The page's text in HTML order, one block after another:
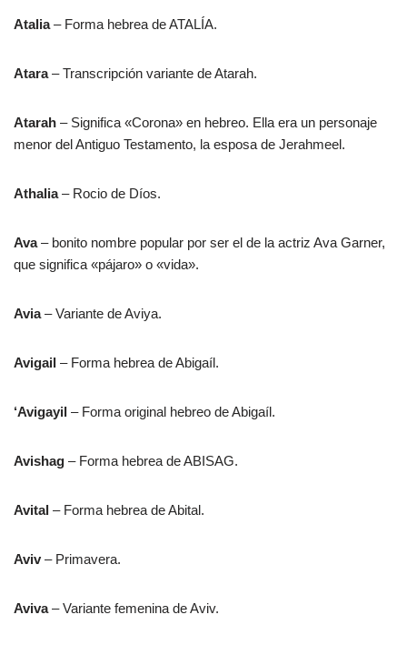
Atalia– Forma hebrea de ATALÍA.
Atara– Transcripción variante de Atarah.
Atarah – Significa «Corona» en hebreo. Ella era un personaje
menor del Antiguo Testamento, la esposa de Jerahmeel.
Athalia– Rocio de Díos.
Ava– bonito nombre popular por ser el de la actriz Ava Garner,
que significa «pájaro» o «vida».
Avia– Variante de Aviya.
Avigail – Forma hebrea de Abigaíl.
‘Avigayil – Forma original hebreo de Abigaíl.
Avishag – Forma hebrea de ABISAG.
Avital – Forma hebrea de Abital.
Aviv – Primavera.
Aviva– Variante femenina de Aviv.